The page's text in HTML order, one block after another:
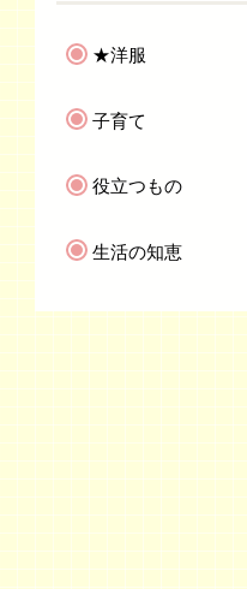
★洋服
子育て
役立つもの
生活の知恵